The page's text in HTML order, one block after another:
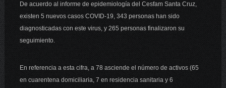
De acuerdo al informe de epidemiología del Cesfam Santa Cruz,
existen 5 nuevos casos COVID-19, 343 personas han sido
diagnosticadas con este virus, y 265 personas finalizaron su
seguimiento.
En referencia a esta cifra, a 78 asciende el número de activos (65
en cuarentena domiciliaria, 7 en residencia sanitaria y 6